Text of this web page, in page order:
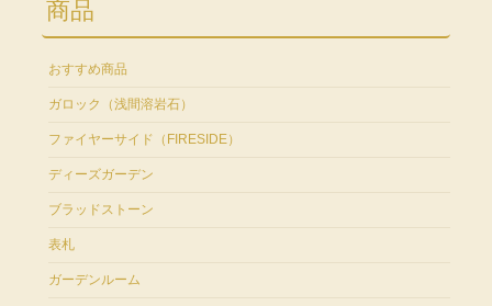
商品
おすすめ商品
ガロック（浅間溶岩石）
ファイヤーサイド（FIRESIDE）
ディーズガーデン
ブラッドストーン
表札
ガーデンルーム